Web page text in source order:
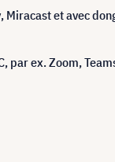
et avec
ex. Zoom,